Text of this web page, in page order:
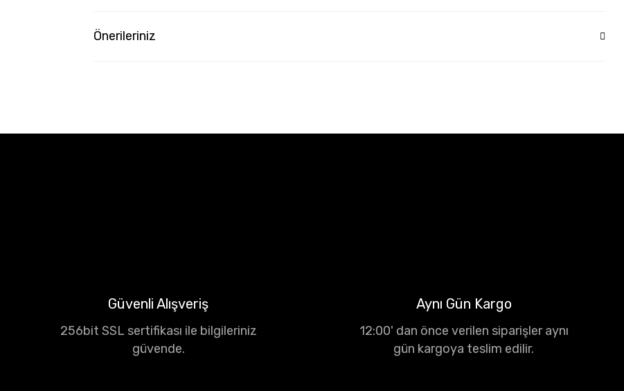
Önerileriniz
Güvenli Alışveriş
256bit SSL sertifikası ile bilgileriniz
güvende.
Aynı Gün Kargo
12:00' dan önce verilen siparişler aynı
gün kargoya teslim edilir.